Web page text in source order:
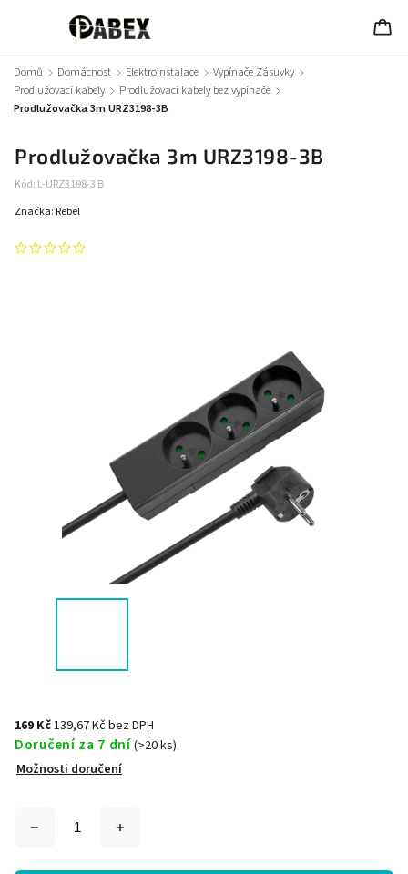
Domů / Domácnost / Elektroinstalace / Vypínače Zásuvky /
Prodlužovací kabely / Prodlužovací kabely bez vypínače /
Prodlužovačka 3m URZ3198-3B
Prodlužovačka 3m URZ3198-3B
Kód: L-URZ3198-3 B
Značka: Rebel
169 Kč139,67 Kč bez DPH
Doručení za 7 dní(>20 ks)
Možnosti doručení